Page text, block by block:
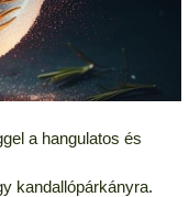
a hangulatos és
kandallópárkányra.